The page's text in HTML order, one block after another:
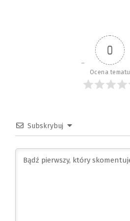
0
Ocena tematu
Subskrybuj